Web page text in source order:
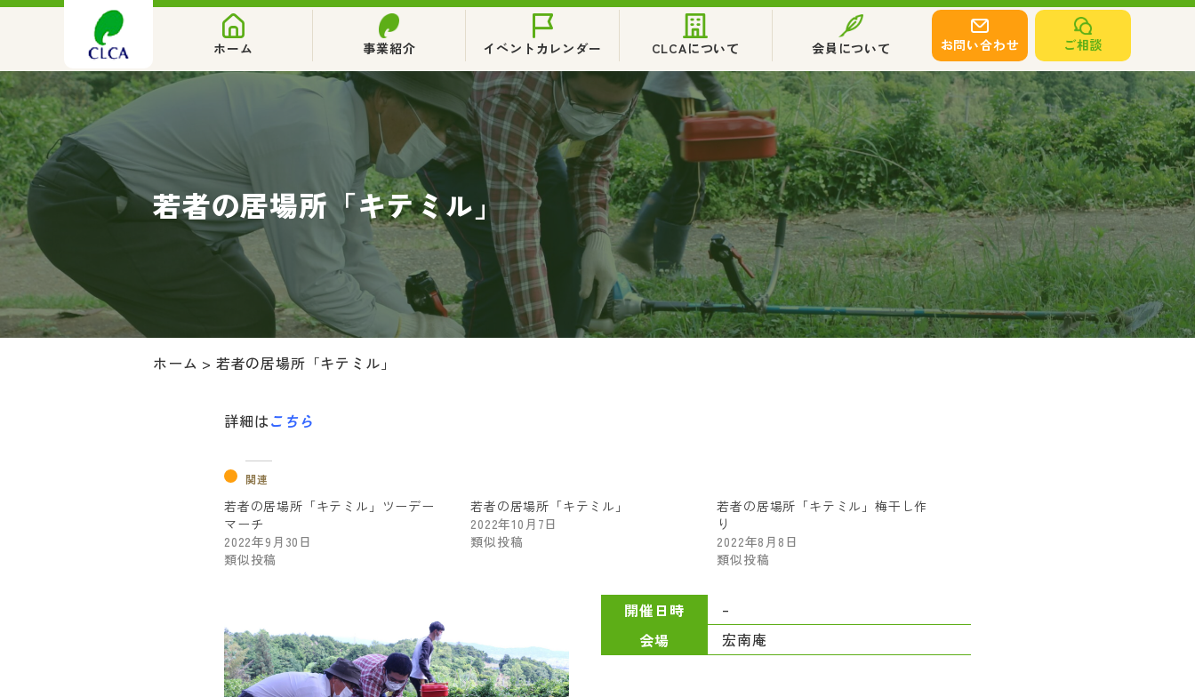
ホーム 事業紹介 イベントカレンダー CLCAについて 会員について お問い合わせ ご相談
若者の居場所「キテミル」
ホーム > 若者の居場所「キテミル」
詳細はこちら
関連
若者の居場所「キテミル」ツーデー
マーチ
2022年9月30日
類似投稿
若者の居場所「キテミル」
2022年10月7日
類似投稿
若者の居場所「キテミル」梅干し作
り
2022年8月8日
類似投稿
開催日時
–
会場
宏南庵